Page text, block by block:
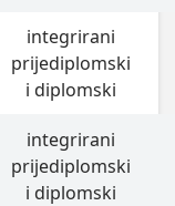
integrirani
prijediplomski
i diplomski
integrirani
prijediplomski
i diplomski